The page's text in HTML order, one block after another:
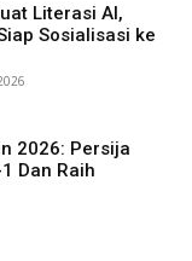
Literasi AI,
Sosialisasi ke
2026: Persija
Dan Raih